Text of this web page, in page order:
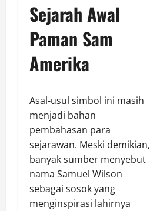
Sejarah Awal
Paman Sam
Amerika
Asal-usul simbol ini masih
menjadi bahan
pembahasan para
sejarawan. Meski demikian,
banyak sumber menyebut
nama Samuel Wilson
sebagai sosok yang
menginspirasi lahirnya